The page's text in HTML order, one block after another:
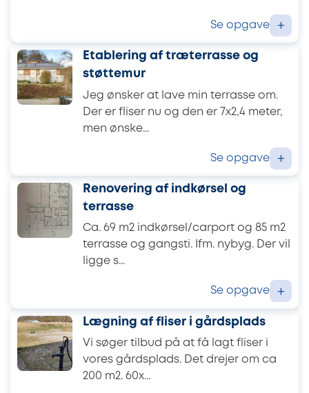
Se opgave +
Etablering af træterrasse og
støttemur
Jeg ønsker at lave min terrasse om.
Der er fliser nu og den er 7x2,4 meter,
men ønske...
Se opgave +
Renovering af indkørsel og
terrasse
Ca. 69 m2 indkørsel/carport og 85 m2
terrasse og gangsti. Ifm. nybyg. Der vil
ligge s...
Se opgave +
Lægning af fliser i gårdsplads
Vi søger tilbud på at få lagt fliser i
vores gårdsplads. Det drejer om ca
200 m2. 60x...